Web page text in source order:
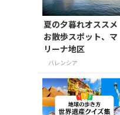
夏の夕暮れオススメ
お散歩スポット、マ
リーナ地区
バレンシア